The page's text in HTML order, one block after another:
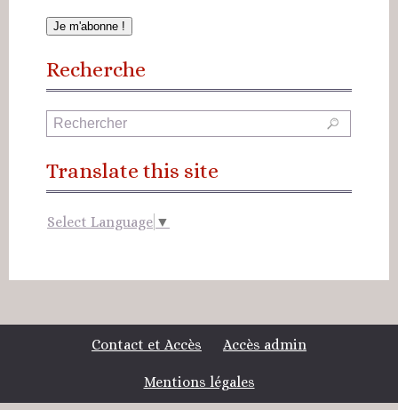
Recherche
Translate this site
Select Language ▼
Contact et Accès Accès admin
Mentions légales